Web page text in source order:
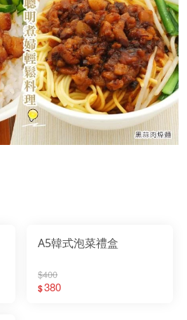
A5韓式泡菜禮盒
$400
$380